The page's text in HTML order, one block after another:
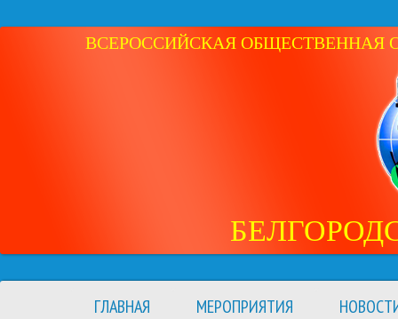
ВСЕРОССИЙСКАЯ ОБЩЕСТВЕННАЯ
ГЛАВНАЯ МЕРОПРИЯТИЯ